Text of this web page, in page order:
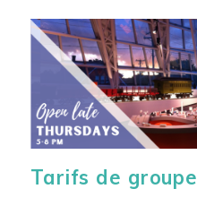
Image
Tarifs de groupe